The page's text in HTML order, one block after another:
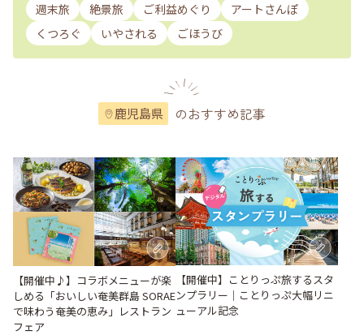
週末旅 絶景旅 ご利益めぐり
アートさんぽ
くつろぐ
いやされる ごほうび
鹿児島県 のおすすめ記事
【開催中♪】コラボメニューが楽
しめる「おいしい奄美群島 SORAE
で味わう奄美の恵み」レストラン
フェア
【開催中】ことりっぷ旅するスタ
ンプラリー｜ことりっぷ大幅リニ
ューアル記念